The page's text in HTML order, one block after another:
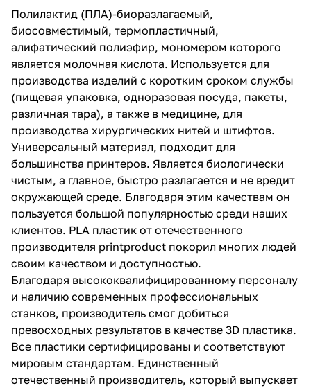
Полилактид (ПЛА)-биоразлагаемый,
биосовместимый, термопластичный,
алифатический полиэфир, мономером которого
является молочная кислота. Используется для
производства изделий с коротким сроком службы
(пищевая упаковка, одноразовая посуда, пакеты,
различная тара), а также в медицине, для
производства хирургических нитей и штифтов.
Универсальный материал, подходит для
большинства принтеров. Является биологически
чистым, а главное, быстро разлагается и не вредит
окружающей среде. Благодаря этим качествам он
пользуется большой популярностью среди наших
клиентов. PLA пластик от отечественного
производителя printproduct покорил многих людей
своим качеством и доступностью.
Благодаря высококвалифицированному персоналу
и наличию современных профессиональных
станков, производитель смог добиться
превосходных результатов в качестве 3D пластика.
Все пластики сертифицированы и соответствуют
мировым стандартам. Единственный
отечественный производитель, который выпускает